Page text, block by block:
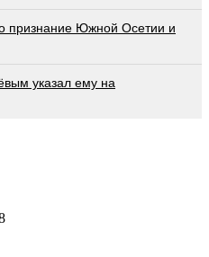
признание Южной Осетии и
указал ему на